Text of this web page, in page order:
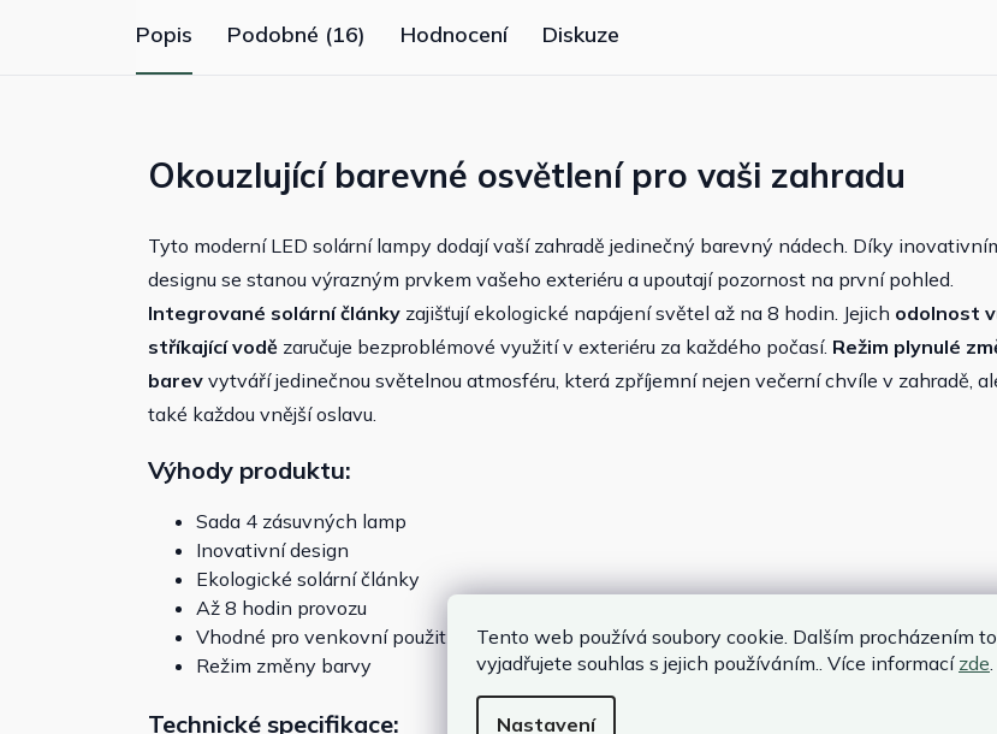
Tento web používá soubory cookie. Dalším procházením
vyjadřujete souhlas s jejich používáním.. Více informací zde.
Nastavení
Popis Podobné (16) Hodnocení Diskuze
Okouzlující barevné osvětlení pro vaši zahradu
Tyto moderní LED solární lampy dodají vaší zahradě jedinečný barevný nádech. Díky
designu se stanou výrazným prvkem vašeho exteriéru a upoutají pozornost na první pohled.
Integrované solární články zajišťují ekologické napájení světel až na 8 hodin. Jejich odolnost
stříkající vodě zaručuje bezproblémové využití v exteriéru za každého počasí. Režim plynulé
barev vytváří jedinečnou světelnou atmosféru, která zpříjemní nejen večerní chvíle v zahradě,
také každou vnější oslavu.
Výhody produktu:
Sada 4 zásuvných lamp
Inovativní design
Ekologické solární články
Až 8 hodin provozu
Vhodné pro venkovní použití
Režim změny barvy
Technické specifikace: